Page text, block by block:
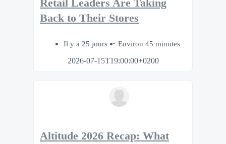
Retail Leaders Are Taking
Back to Their Stores
Il y a 25 jours
Environ 45 minutes
2026-07-15T19:00:00+0200
Altitude 2026 Recap: What